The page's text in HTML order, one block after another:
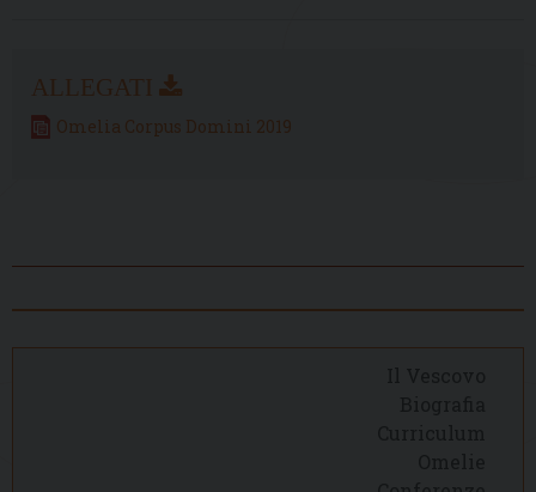
Omelia Corpus Domini 2019